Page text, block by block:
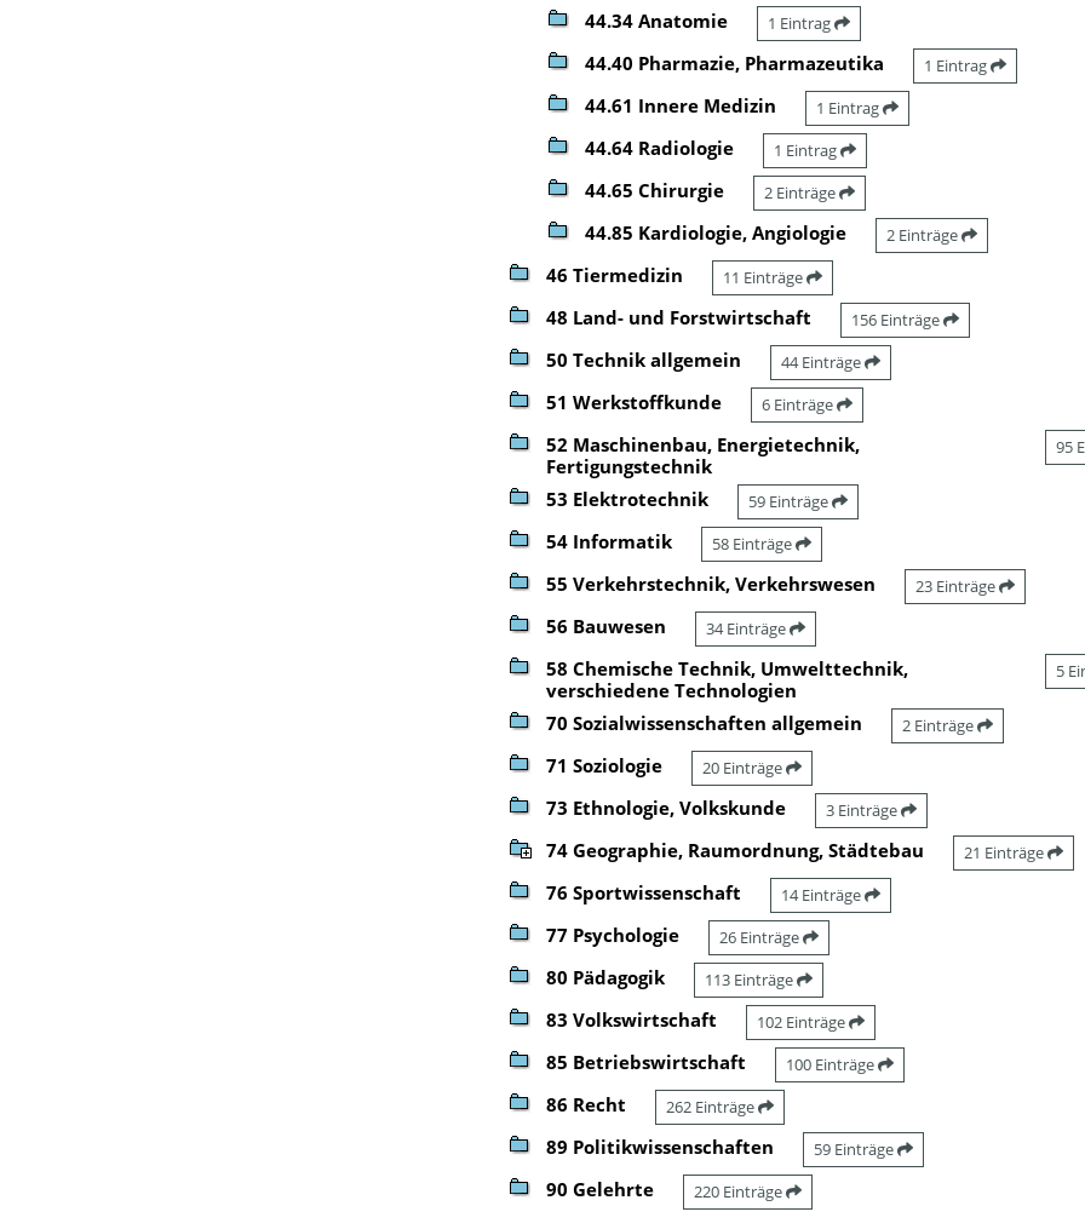
44.34 Anatomie 1 Eintrag
44.40 Pharmazie, Pharmazeutika 1 Eintrag
44.61 Innere Medizin 1 Eintrag
44.64 Radiologie 1 Eintrag
44.65 Chirurgie 2 Einträge
44.85 Kardiologie, Angiologie 2 Einträge
46 Tiermedizin 11 Einträge
48 Land- und Forstwirtschaft 156 Einträge
50 Technik allgemein 44 Einträge
51 Werkstoffkunde 6 Einträge
52 Maschinenbau, Energietechnik,
Fertigungstechnik
95
53 Elektrotechnik 59 Einträge
54 Informatik 58 Einträge
55 Verkehrstechnik, Verkehrswesen 23 Einträge
56 Bauwesen 34 Einträge
58 Chemische Technik, Umwelttechnik,
verschiedene Technologien
5
70 Sozialwissenschaften allgemein 2 Einträge
71 Soziologie 20 Einträge
73 Ethnologie, Volkskunde 3 Einträge
74 Geographie, Raumordnung, Städtebau 21 Einträge
76 Sportwissenschaft 14 Einträge
77 Psychologie 26 Einträge
80 Pädagogik 113 Einträge
83 Volkswirtschaft 102 Einträge
85 Betriebswirtschaft 100 Einträge
86 Recht 262 Einträge
89 Politikwissenschaften 59 Einträge
90 Gelehrte 220 Einträge